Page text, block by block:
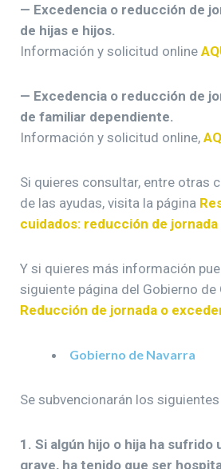
— Excedencia o reducción de
de hijas e hijos.
Información y solicitud online
— Excedencia o reducción de
de familiar dependiente.
Información y solicitud online,
Si quieres consultar, entre otras
de las ayudas, visita la página
cuidados: reducción de jornada
Y si quieres más información
siguiente página del Gobierno de
Reducción de jornada o
Gobierno de Navarra
Se subvencionarán los
1. Si algún hijo o hija ha sufrido
grave, ha tenido que ser